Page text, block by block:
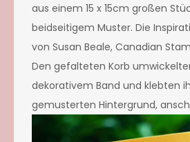
aus einem 15 x 15cm großen
beidseitigem Muster. Die
von Susan Beale, Canadian
Den gefalteten Korb
dekorativem Band und klebten
gemusterten Hintergrund,